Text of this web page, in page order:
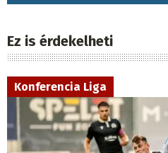
Ez is érdekelheti
Konferencia Liga